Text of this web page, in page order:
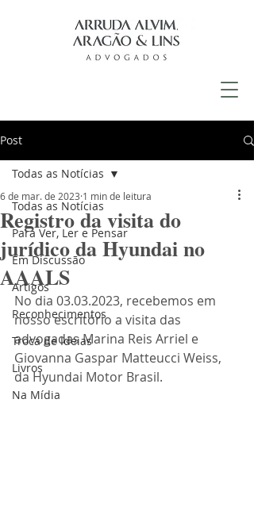
Post
Todas as Notícias
Para Ver, Ler e Pensar
Em Discussão
Artigos
Reconhecimentos
Troca de Ideias
Livros
Na Mídia
Todas as Notícias
Registro da visita do
jurídico da Hyundai no
AAALS
6 de mar. de 2023 1 min de leitura
No dia 03.03.2023, recebemos em
nosso escritório a visita das
advogadas Marina Reis Arriel e
Giovanna Gaspar Matteucci Weiss,
da Hyundai Motor Brasil.